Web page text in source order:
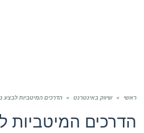
ראשי » שיווק באינטרנט » הדרכים המיטביות לבצע
הדרכים המיטביות